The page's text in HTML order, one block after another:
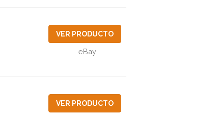
VER PRODUCTO
eBay
VER PRODUCTO